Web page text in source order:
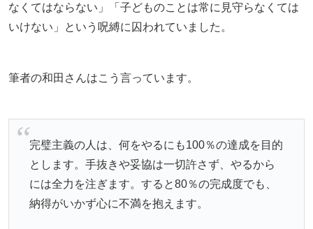
なくてはならない」「子どものことは常に見守らなくては
いけない」という呪縛に囚われていました。
筆者の和田さんはこう言っています。
完璧主義の人は、何をやるにも100％の達成を目的
とします。手抜きや妥協は一切許さず、やるから
には全力を注ぎます。すると80％の完成度でも、
納得がいかず心に不満を抱えます。